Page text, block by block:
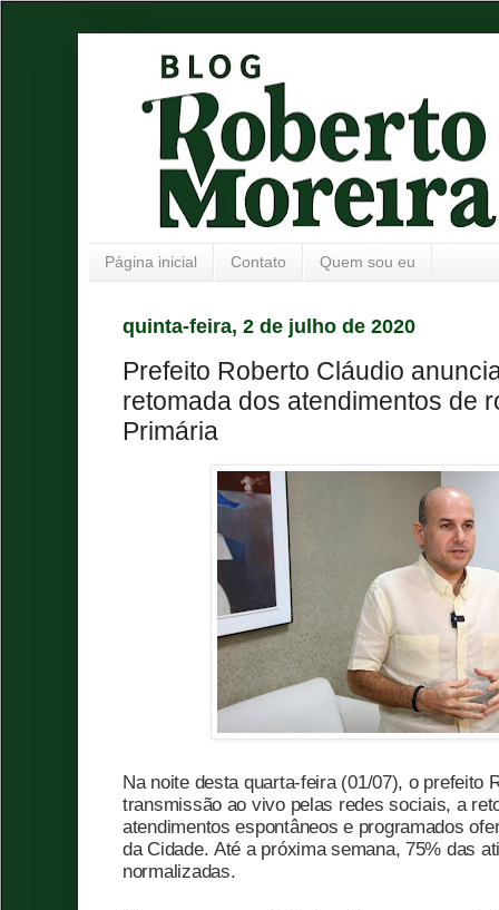
Página inicial Contato Quem sou eu
quinta-feira, 2 de julho de 2020
Prefeito Roberto Cláudio
retomada dos atendimentos de
Primária
Na noite desta quarta-feira (01/07), o prefeito
transmissão ao vivo pelas redes sociais, a
atendimentos espontâneos e programados
da Cidade. Até a próxima semana, 75% das
normalizadas.